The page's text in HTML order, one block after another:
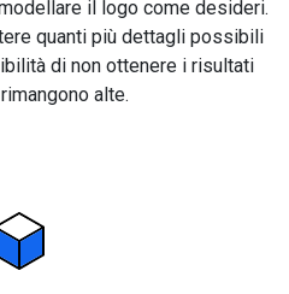
il logo come desideri.
quanti più dettagli possibili
di non ottenere i risultati
alte.